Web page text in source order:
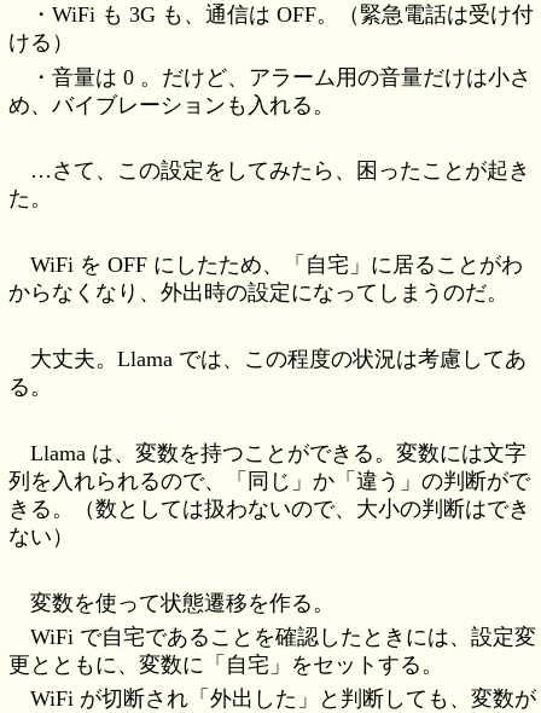
・WiFi も 3G も、通信は OFF。（緊急電話は受け付
ける）
・音量は 0 。だけど、アラーム用の音量だけは小さ
め、バイブレーションも入れる。
…さて、この設定をしてみたら、困ったことが起き
た。
WiFi を OFF にしたため、「自宅」に居ることがわ
からなくなり、外出時の設定になってしまうのだ。
大丈夫。Llama では、この程度の状況は考慮してあ
る。
Llama は、変数を持つことができる。変数には文字
列を入れられるので、「同じ」か「違う」の判断がで
きる。（数としては扱わないので、大小の判断はでき
ない）
変数を使って状態遷移を作る。
WiFi で自宅であることを確認したときには、設定変
更とともに、変数に「自宅」をセットする。
WiFi が切断され「外出した」と判断しても、変数が